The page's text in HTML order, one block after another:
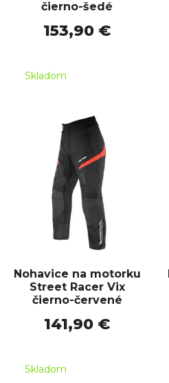
čierno-šedé
153,90 €
Skladom
Nohavice na motorku
Street Racer Vix
čierno-červené
141,90 €
Skladom